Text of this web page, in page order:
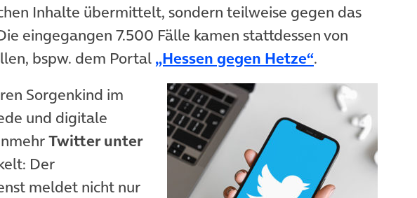
Inhalte übermittelt, sondern teilweise gegen das
in neuem Tab)
eingegangen 7.500 Fälle kamen stattdessen von
bspw. dem Portal „Hessen gegen Hetze“(öffnet in
.
Sorgenkind im
und digitale
Twitter unter
Der
meldet nicht nur